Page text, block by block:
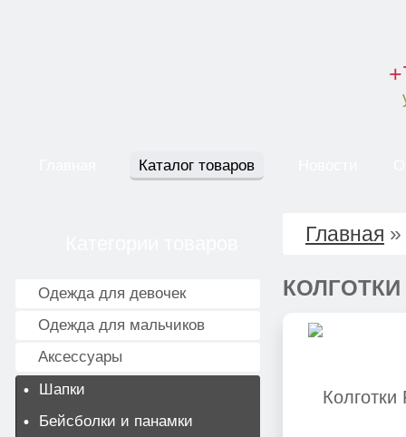
Каталог товаров
Главная »
Одежда для девочек
Одежда для мальчиков
Аксессуары
Шапки
Бейсболки и панамки